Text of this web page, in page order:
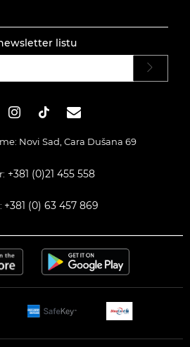
listu
Novi Sad, Cara Dušana 69
+381 (0)21 455 558
+381 (0) 63 457 869